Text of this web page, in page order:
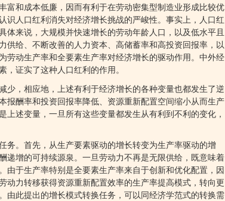
富和成本低廉，因而有利于在劳动密集型制造业形成比较优
识人口红利消失对经济增长挑战的严峻性。事实上，人口红
来说，大规模并快速增长的劳动年龄人口，以及低水平且
供给、不断改善的人力资本、高储蓄率和高投资回报率，以
劳动生产率和全要素生产率对经济增长的驱动作用。中外经
，证实了这种人口红利的作用。
少，相应地，上述有利于经济增长的各种变量也都发生了逆
报酬率和投资回报率降低、资源重新配置空间缩小从而生产
述变量，一旦所有这些变量都发生从有利到不利的变化，
务。首先，从生产要素驱动的增长转变为生产率驱动的增
递增的可持续源泉。一旦劳动力不再是无限供给，既意味着
由于生产率特别是全要素生产率来自于创新和优化配置，因
动力转移获得资源重新配置效率的生产率提高模式，转向更
由此提出的增长模式转换任务，可以同经济学范式的转换需